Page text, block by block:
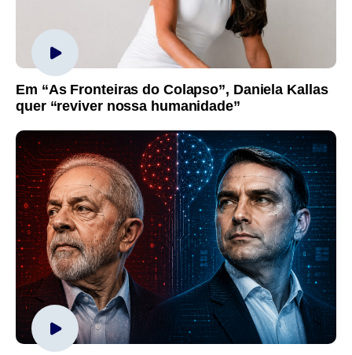
Em “As Fronteiras do Colapso”, Daniela Kallas
quer “reviver nossa humanidade”